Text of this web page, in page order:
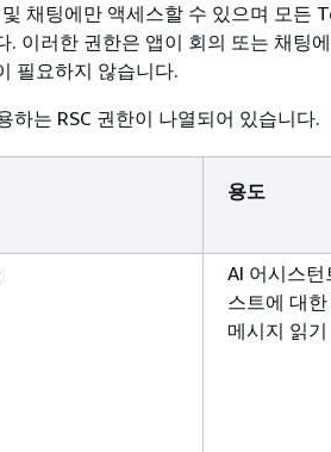
채팅에만 액세스할 수 있으며 모든
. 이러한 권한은 앱이 회의 또는 채팅
필요하지 않습니다.
하는 RSC 권한이 나열되어 있습니다.
용도
AI 어시스턴
스트에 대한
메시지 읽기